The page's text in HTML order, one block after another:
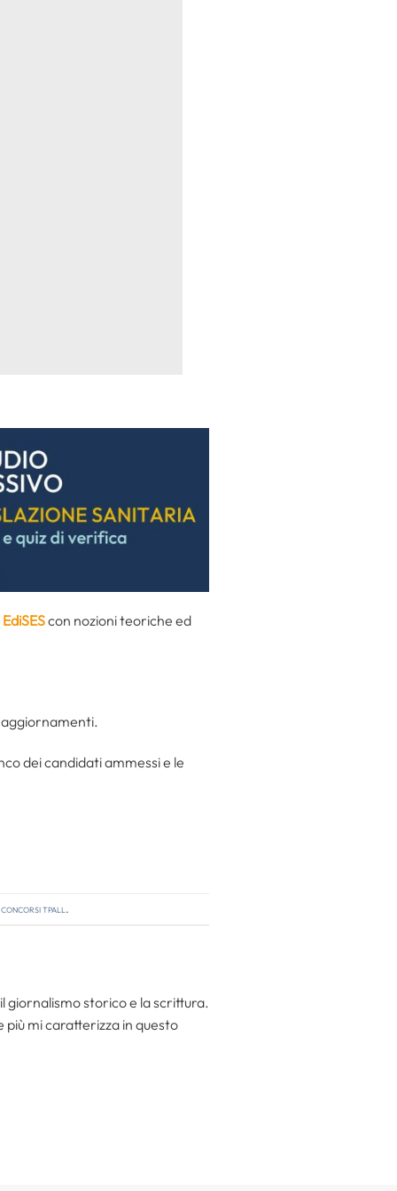
con nozioni teoriche ed
dei candidati ammessi e le
concorsi tpall.
giornalismo storico e la scrittura.
mi caratterizza in questo